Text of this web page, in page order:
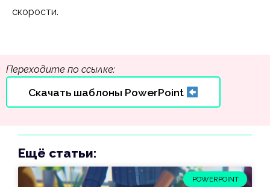
скорости.
Переходите по ссылке:
Скачать шаблоны PowerPoint
Ещё статьи:
POWERPOINT